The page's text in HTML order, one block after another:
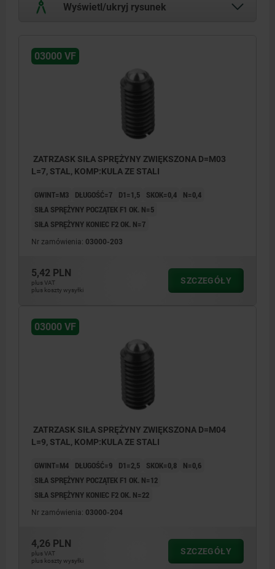
Wyświetl/ukryj rysunek
03000 VF
ZATRZASK SIŁA SPRĘŻYNY ZWIĘKSZONA D=M03
L=7, STAL, KOMP:KULA ZE STALI
GWINT=M3 DŁUGOŚĆ=7 D1=1,5 SKOK=0,4
N=0,4
SIŁA SPRĘŻYNY POCZĄTEK F1 OK. N=5
SIŁA SPRĘŻYNY KONIEC F2 OK. N=7
Nr zamówienia: 03000-203
5,42 PLN
plus VAT
plus koszty wysyłki
SZCZEGÓŁY
03000 VF
ZATRZASK SIŁA SPRĘŻYNY ZWIĘKSZONA D=M04
L=9, STAL, KOMP:KULA ZE STALI
GWINT=M4 DŁUGOŚĆ=9 D1=2,5 SKOK=0,8
N=0,6
SIŁA SPRĘŻYNY POCZĄTEK F1 OK. N=12
SIŁA SPRĘŻYNY KONIEC F2 OK. N=22
Nr zamówienia: 03000-204
4,26 PLN
plus VAT
plus koszty wysyłki
SZCZEGÓŁY